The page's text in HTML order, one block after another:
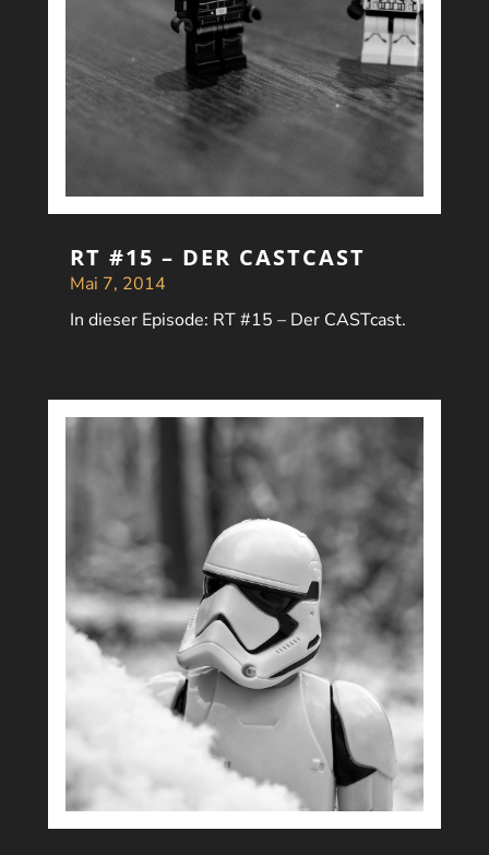
RT #15 – DER CASTCAST
Mai 7, 2014
In dieser Episode: RT #15 – Der CASTcast.